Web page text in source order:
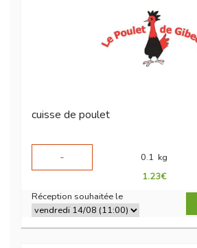
cuisse de poulet
-
0.1 kg
1.23€
Réception souhaitée le